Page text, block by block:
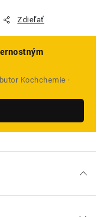
Zdieľať
Kochchemie ·